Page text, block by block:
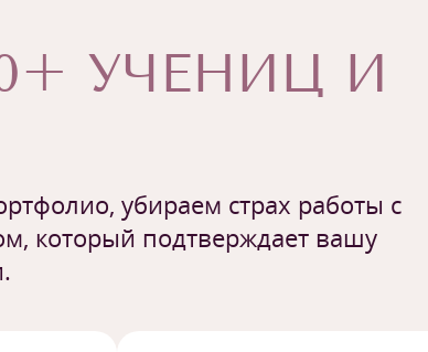
УЧЕНИЦ И
убираем страх работы с
который подтверждает вашу